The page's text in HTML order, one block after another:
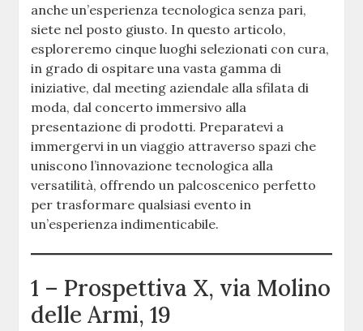
anche un’esperienza tecnologica senza pari,
siete nel posto giusto. In questo articolo,
esploreremo cinque luoghi selezionati con cura,
in grado di ospitare una vasta gamma di
iniziative, dal meeting aziendale alla sfilata di
moda, dal concerto immersivo alla
presentazione di prodotti. Preparatevi a
immergervi in un viaggio attraverso spazi che
uniscono l’innovazione tecnologica alla
versatilità, offrendo un palcoscenico perfetto
per trasformare qualsiasi evento in
un’esperienza indimenticabile.
1 – Prospettiva X, via Molino
delle Armi, 19